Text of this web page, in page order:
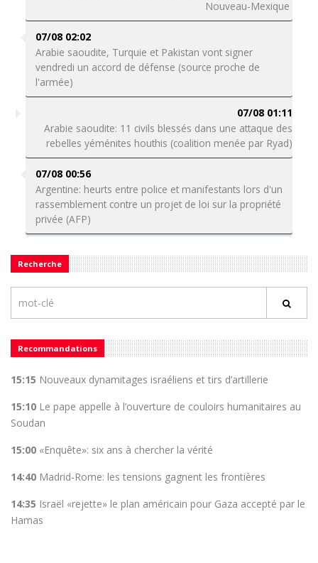
Nouveau-Mexique
07/08 02:02
Arabie saoudite, Turquie et Pakistan vont signer
vendredi un accord de défense (source proche de
l'armée)
07/08 01:11
Arabie saoudite: 11 civils blessés dans une attaque des
rebelles yéménites houthis (coalition menée par Ryad)
07/08 00:56
Argentine: heurts entre police et manifestants lors d'un
rassemblement contre un projet de loi sur la propriété
privée (AFP)
Recherche
Recommandations
15:15 Nouveaux dynamitages israéliens et tirs d’artillerie
15:10 Le pape appelle à l’ouverture de couloirs humanitaires au
Soudan
15:00 «Enquête»: six ans à chercher la vérité
14:40 Madrid-Rome: les tensions gagnent les frontières
14:35 Israël «rejette» le plan américain pour Gaza accepté par le
Hamas